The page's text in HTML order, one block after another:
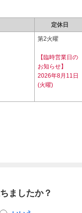
定休日
第2火曜
【臨時営業日の
お知らせ】
2026年8月11日
(火曜)
ましたか？